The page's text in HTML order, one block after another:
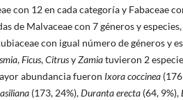
con 12 en cada categoría y Fabaceae
de Malvaceae con 7 géneros y
con igual número de géneros y
,Ficus,CitrusyZamiatuvieron 2
abundancia fueron Ixora coccinea
(173, 24%),Duranta erecta (64, 9%),